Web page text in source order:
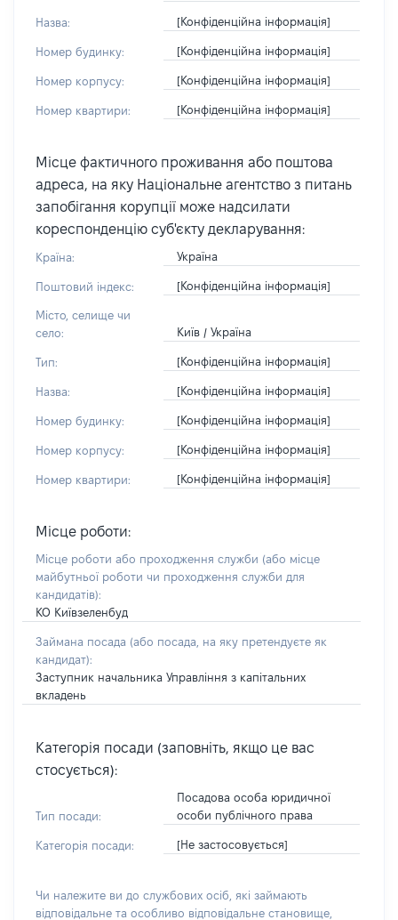
Назва: [Конфіденційна інформація]
Номер будинку: [Конфіденційна інформація]
Номер корпусу: [Конфіденційна інформація]
Номер квартири: [Конфіденційна інформація]
Місце фактичного проживання або поштова
адреса, на яку Національне агентство з питань
запобігання корупції може надсилати
кореспонденцію суб'єкту декларування:
Країна: Україна
Поштовий індекс: [Конфіденційна інформація]
Місто, селище чи
село:
Київ / Україна
Тип: [Конфіденційна інформація]
Назва: [Конфіденційна інформація]
Номер будинку: [Конфіденційна інформація]
Номер корпусу: [Конфіденційна інформація]
Номер квартири: [Конфіденційна інформація]
Місце роботи:
Місце роботи або проходження служби (або місце
майбутньої роботи чи проходження служби для
кандидатів):
КО Київзеленбуд
Займана посада (або посада, на яку претендуєте як
кандидат):
Заступник начальника Управління з капітальних
вкладень
Категорія посади (заповніть, якщо це вас
стосується):
Тип посади:
Посадова особа юридичної
особи публічного права
Категорія посади: [Не застосовується]
Чи належите ви до службових осіб, які займають
відповідальне та особливо відповідальне становище,